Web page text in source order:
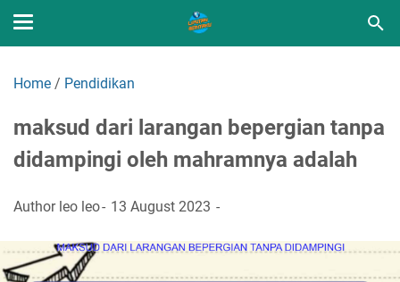
Home / Pendidikan
maksud dari larangan bepergian tanpa
didampingi oleh mahramnya adalah
Author leo leo 13 August 2023